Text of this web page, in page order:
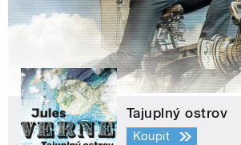
Tajuplný ostrov
Koupit